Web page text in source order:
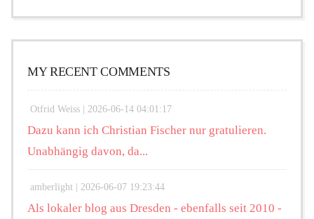
MY RECENT COMMENTS
Otfrid Weiss | 2026-06-14 04:01:17
Dazu kann ich Christian Fischer nur gratulieren.
Unabhängig davon, da...
amberlight | 2026-06-07 19:23:44
Als lokaler blog aus Dresden - ebenfalls seit 2010 -